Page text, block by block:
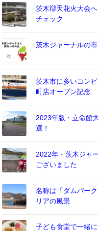
茨木辯天花火大会
チェック
茨木ジャーナルの
茨木市に多いコン
町店オープン記念
2023年版・立命館
選！
2022年・茨木ジャ
ございました
名称は「ダムパー
リアの風景
子ども食堂で一緒